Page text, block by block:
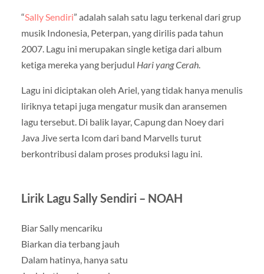
“Sally Sendiri” adalah salah satu lagu terkenal dari grup
musik Indonesia, Peterpan, yang dirilis pada tahun
2007. Lagu ini merupakan single ketiga dari album
ketiga mereka yang berjudul Hari yang Cerah.
Lagu ini diciptakan oleh Ariel, yang tidak hanya menulis
liriknya tetapi juga mengatur musik dan aransemen
lagu tersebut. Di balik layar, Capung dan Noey dari
Java Jive serta Icom dari band Marvells turut
berkontribusi dalam proses produksi lagu ini.
Lirik Lagu Sally Sendiri – NOAH
Biar Sally mencariku
Biarkan dia terbang jauh
Dalam hatinya, hanya satu